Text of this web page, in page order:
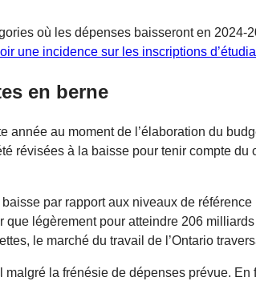
où les dépenses baisseront en
une incidence sur les inscriptions
en berne
année au moment de l’élaboration du
révisées à la baisse pour tenir compte
par rapport aux niveaux de
légèrement pour atteindre 206
le marché du travail de l’Ontario
la frénésie de dépenses prévue.